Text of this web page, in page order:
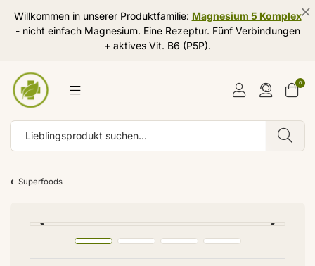
Willkommen in unserer Produktfamilie: Magnesium 5 Komplex
- nicht einfach Magnesium. Eine Rezeptur. Fünf Verbindungen
+ aktives Vit. B6 (P5P).
0
Superfoods